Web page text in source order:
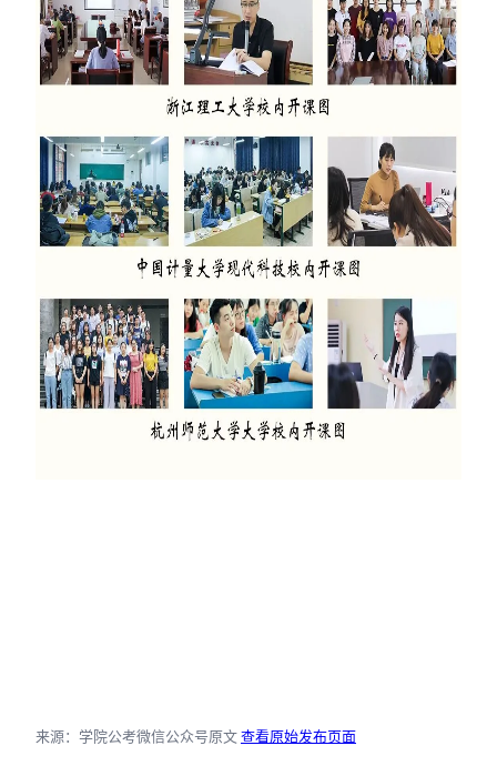
来源：学院公考微信公众号原文 查看原始发布页面